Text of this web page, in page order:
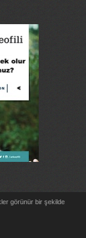
görünür bir şekilde